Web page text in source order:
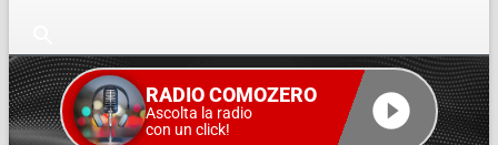
RADIO COMOZERO
Ascolta la radio
con un click!